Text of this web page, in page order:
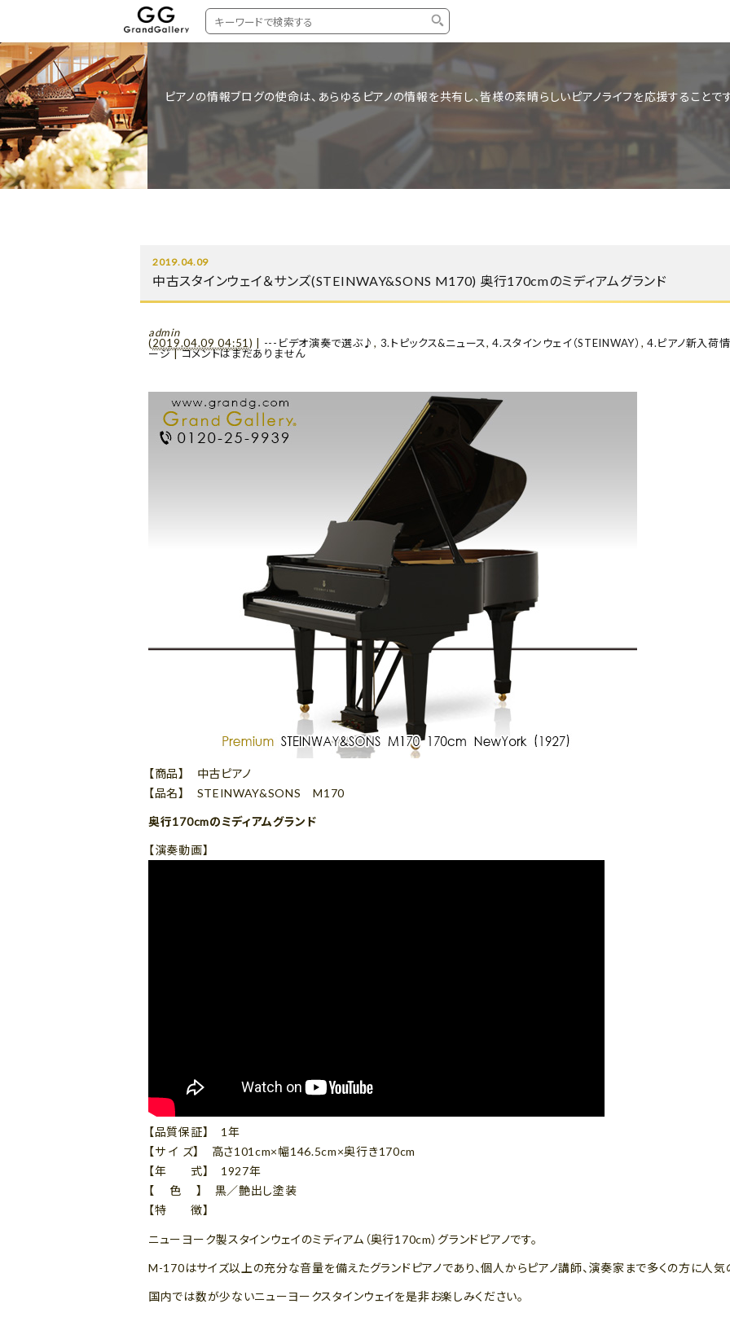
タイプ
中古グランドピアノ
中古アップライトピアノ
新品ピアノ
コンサートグランドピアノ
YAMAHA
KAWAI
STEINWAY&SONS
BOSTON
DIAPASON
もっとみる
スタ
ピアノの情報ブログの使命は、あらゆるピアノの情報を共有し、皆様の素晴らしいピアノライフを応援することです
2019.04.09
中古スタインウェイ＆サンズ(STEINWAY&SONS M170) 奥行170cmのミディアムグランド
admin
(2019.04.09 04:51 ) ---ビデオ演奏で選ぶ♪, 3.トピックス&ニュース,4.スタインウェイ（STEINWAY） ,4.ピアノ新入荷
ージ|コメントはまだありません
【商品】 中古ピアノ
【品名】 STEINWAY&SONS M170
奥行170cmのミディアムグランド
【演奏動画】
【品質保証】 1年
【サ イ ズ】 高さ101cm×幅146.5cm×奥行き170cm
【年 式】 1927年
【 色 】 黒／艶出し塗装
【特 徴】
ニューヨーク製スタインウェイのミディアム（奥行170cm）グランドピアノです。
M-170はサイズ以上の充分な音量を備えたグランドピアノであり、個人からピアノ講師、演奏家まで多くの方に人気
国内では数が少ないニューヨークスタインウェイを是非お楽しみください。